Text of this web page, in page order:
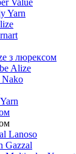
Value
Yarn
з люрексом
Alize
Nako
Lanoso
Gazzal